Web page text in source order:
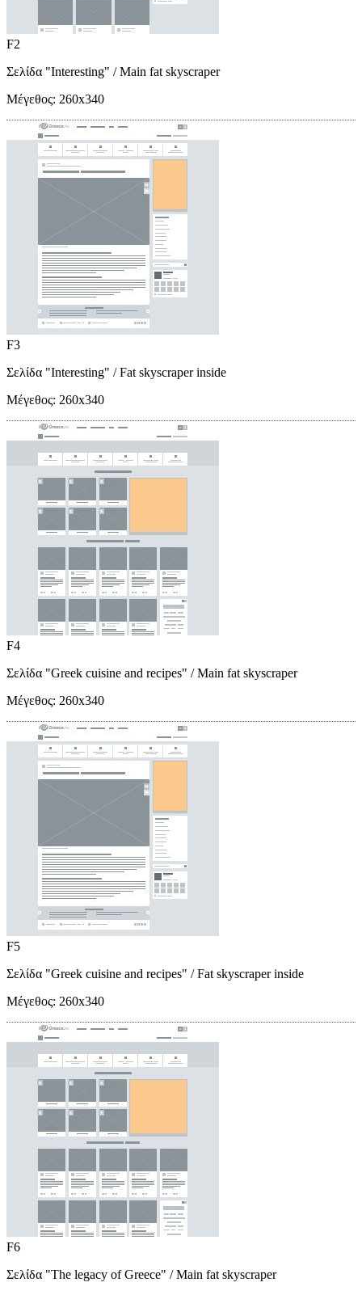
F2
Σελίδα "Interesting" / Main fat skyscraper
Μέγεθος: 260x340
F3
Σελίδα "Interesting" / Fat skyscraper inside
Μέγεθος: 260x340
F4
Σελίδα "Greek cuisine and recipes" / Main fat skyscraper
Μέγεθος: 260x340
F5
Σελίδα "Greek cuisine and recipes" / Fat skyscraper inside
Μέγεθος: 260x340
F6
Σελίδα "The legacy of Greece" / Main fat skyscraper